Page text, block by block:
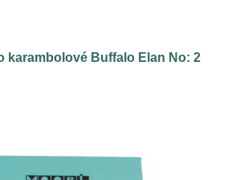
karambolové Buffalo Elan No: 2